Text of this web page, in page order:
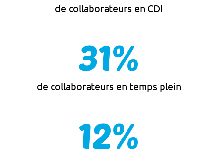
de collaborateurs en CDI
31%
de collaborateurs en temps plein
12%